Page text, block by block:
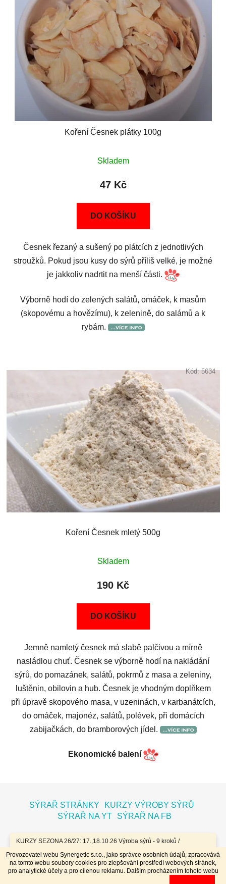
Provozovatel webu Synergetic s.r.o., jako správce osobních údajů, zpracovává
na tomto webu soubory cookies pro zlepšování prostředí webových stránek,
pro analytické účely a pro cílenou reklamu. Dalším procházením tohoto webu
KURZY SEZONA 26/27: 17.,18.10.26 Výroba sýrů - 9 kroků /
7.11.26 Bochníky - tvrdé zrající sýry / 8.11.26 Jogurty, Zákysy, Kefír
a Tvaroh + Hnětené a Tažené sýry/ 23.,24.1.27 Sýry doma /
20.,21.3.27 Výroba sýrů - 9 kroků / 10.4.27 Plísňáky - zrající sýry s
plísní / 11.4.27 Bochníky - tvrdé zrající sýry / 29.4..-2.5.27 Sýry 4
Koření Česnek plátky 100g
Skladem
47 Kč
DO KOŠÍKU
Česnek řezaný a sušený po plátcích z jednotlivých
stroužků. Pokud jsou kusy do sýrů příliš velké, je možné
je jakkoliv nadrtit na menší části.
Výborně hodí do zelených salátů, omáček, k masům
(skopovému a hovězímu), k zelenině, do salámů a k
rybám.
Koření Česnek mletý 500g
Skladem
190 Kč
DO KOŠÍKU
Jemně namletý česnek má slabě palčivou a mírně
nasládlou chuť. Česnek se výborně hodí na nakládání
sýrů, do pomazánek, salátů, pokrmů z masa a zeleniny,
luštěnin, obilovin a hub. Česnek je vhodným doplňkem
při úpravě skopového masa, v uzeninách, v karbanátcích,
do omáček, majonéz, salátů, polévek, při domácích
zabijačkách, do bramborových jídel.
Ekonomické balení
Kód:5634
SÝRAŘ STRÁNKY
KURZY VÝROBY SÝRŮ
SÝRAŘ NA YT
SÝRAŘ NA FB
Vytvořil Shoptet